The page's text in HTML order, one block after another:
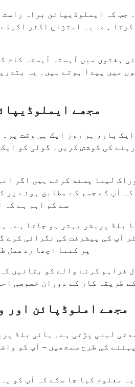
کہ ایملوڈیپائن براہ
ہے۔ یہ امتزاج اکثر
ہفتوں میں آہستہ آہستہ کام
نظر آ سکتی ہے، لیکن مکمل فوائد عام طور پر مسلسل
مجھے
بار، ہر روز ایک ہی وقت
کی کوشش کریں۔ گولی کو
لینا پسند کرتے ہیں اگر
آپ کے جسم کے مطابق ہونے پر
سے کم اہم ہے کہ
پریشر بہتر ہو جاتا ہے۔
کی پیشرفت کی نگرانی کرے
پر کتنا اچھا ردعمل
کرنے والے کو بتائیں
طریقہ کار کے دوران خصوصی
مجھے املوڈپائن اور
لینی پڑتی ہے۔ ہائی بلڈ
کی طرح سمجھیں – آپ کو
معلوم کیا جا سکے کہ آپ کو